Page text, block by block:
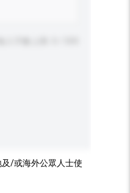
/或海外公眾人士使